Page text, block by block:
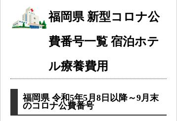
福岡県 新型コロナ公
費番号一覧 宿泊ホテ
ル療養費用
福岡県 令和5年5月8日以降～9月末
のコロナ公費番号